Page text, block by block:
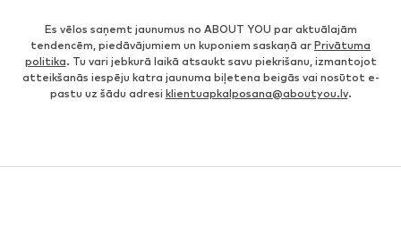
Es vēlos saņemt jaunumus no ABOUT YOU par aktuālajām
tendencēm, piedāvājumiem un kuponiem saskaņā ar Privātuma
politika. Tu vari jebkurā laikā atsaukt savu piekrišanu, izmantojot
atteikšanās iespēju katra jaunuma biļetena beigās vai nosūtot e-
pastu uz šādu adresi klientuapkalposana@aboutyou.lv.